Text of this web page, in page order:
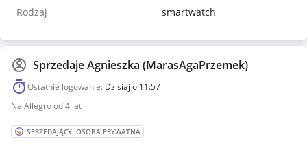
Rodzaj
smartwatch
SprzedajeAgnieszka (MarasAgaPrzemek)
Ostatnie logowanie: Dzisiaj o 11:57
Na Allegro od 4 lat
SPRZEDAJĄCY: OSOBA PRYWATNA